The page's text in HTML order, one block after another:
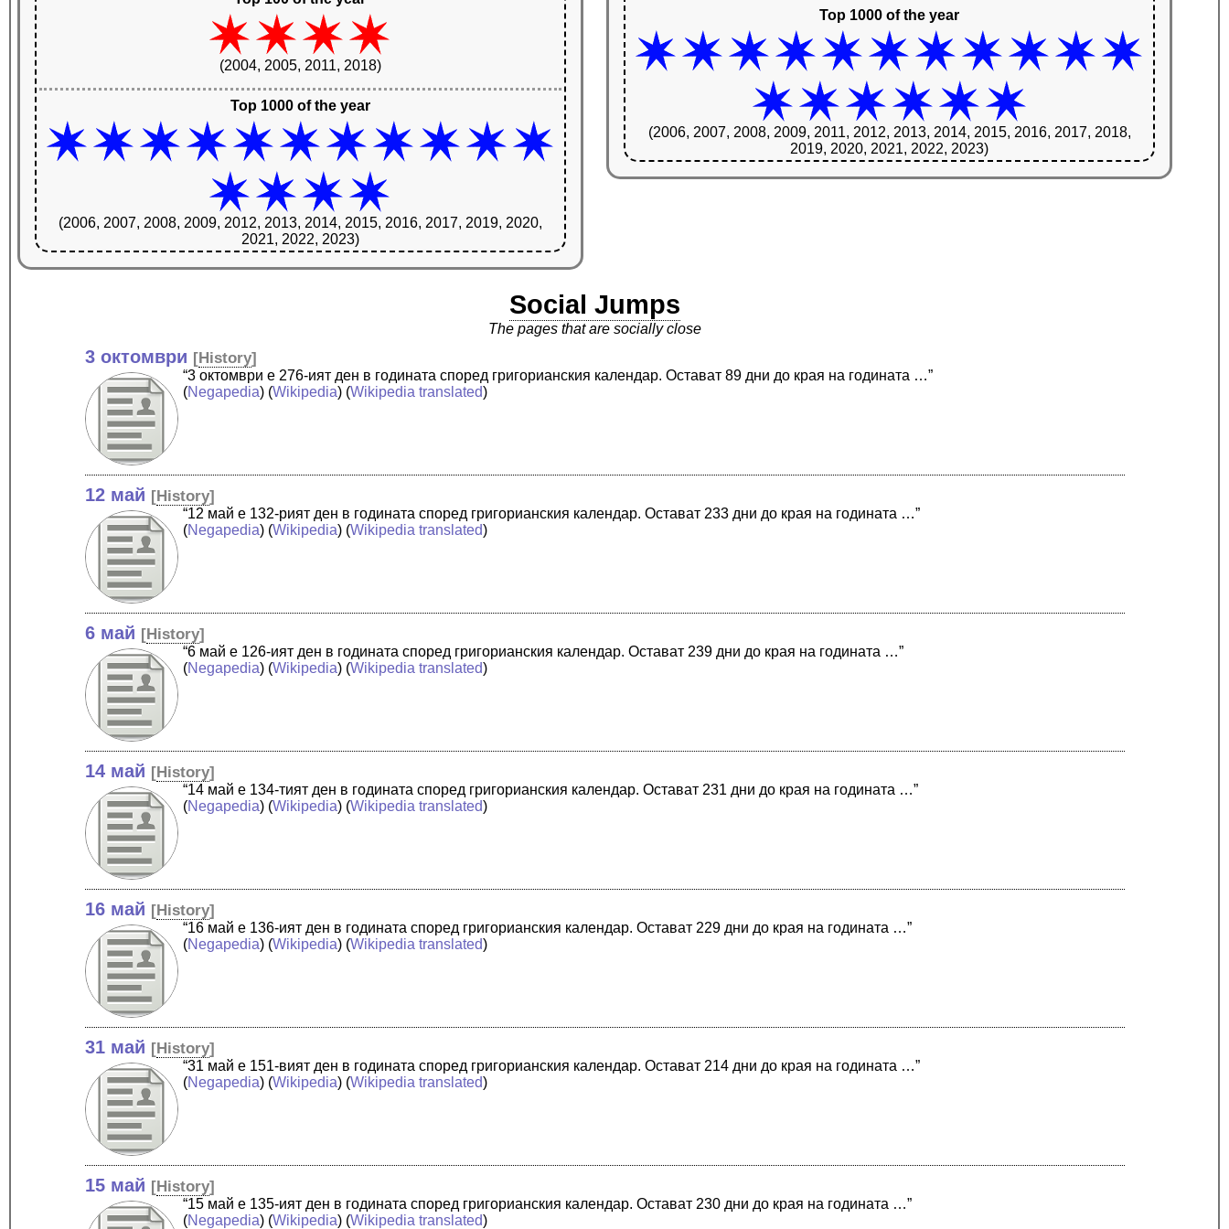
(2004, 2005, 2011, 2018)
Top 1000 of the year
(2006, 2007, 2008, 2009, 2012, 2013, 2014, 2015, 2016, 2017, 2019, 2020,
2021, 2022, 2023)
Top 1000 of the year
(2006, 2007, 2008, 2009, 2011, 2012, 2013, 2014, 2015, 2016, 2017, 2018,
2019, 2020, 2021, 2022, 2023)
Social Jumps
The pages that are socially close
3 октомври [History]
“3 октомври е 276-ият ден в годината според григорианския календар. Остават 89 дни до края на годината …”
(Negapedia) (Wikipedia) (Wikipedia translated)
12 май [History]
“12 май е 132-рият ден в годината според григорианския календар. Остават 233 дни до края на годината …”
(Negapedia) (Wikipedia) (Wikipedia translated)
6 май [History]
“6 май е 126-ият ден в годината според григорианския календар. Остават 239 дни до края на годината …”
(Negapedia) (Wikipedia) (Wikipedia translated)
14 май [History]
“14 май е 134-тият ден в годината според григорианския календар. Остават 231 дни до края на годината …”
(Negapedia) (Wikipedia) (Wikipedia translated)
16 май [History]
“16 май е 136-ият ден в годината според григорианския календар. Остават 229 дни до края на годината …”
(Negapedia) (Wikipedia) (Wikipedia translated)
31 май [History]
“31 май е 151-вият ден в годината според григорианския календар. Остават 214 дни до края на годината …”
(Negapedia) (Wikipedia) (Wikipedia translated)
15 май [History]
“15 май е 135-ият ден в годината според григорианския календар. Остават 230 дни до края на годината …”
(Negapedia) (Wikipedia) (Wikipedia translated)